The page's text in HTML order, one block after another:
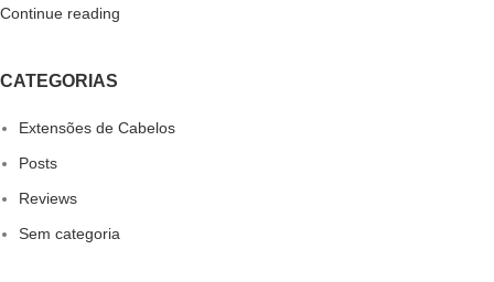
Continue reading
CATEGORIAS
Extensões de Cabelos
Posts
Reviews
Sem categoria